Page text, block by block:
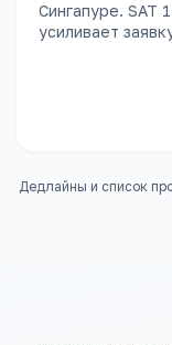
Сингапуре. SAT
усиливает
Дедлайны и список